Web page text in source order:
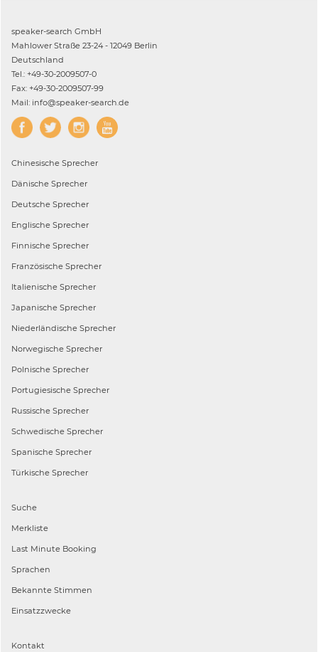
speaker-search GmbH
Mahlower Straße 23-24 - 12049 Berlin
Deutschland
Tel.: +49-30-2009507-0
Fax: +49-30-2009507-99
Mail: info@speaker-search.de
Chinesische Sprecher
Dänische Sprecher
Deutsche Sprecher
Englische Sprecher
Finnische Sprecher
Französische Sprecher
Italienische Sprecher
Japanische Sprecher
Niederländische Sprecher
Norwegische Sprecher
Polnische Sprecher
Portugiesische Sprecher
Russische Sprecher
Schwedische Sprecher
Spanische Sprecher
Türkische Sprecher
Suche
Merkliste
Last Minute Booking
Sprachen
Bekannte Stimmen
Einsatzzwecke
Kontakt